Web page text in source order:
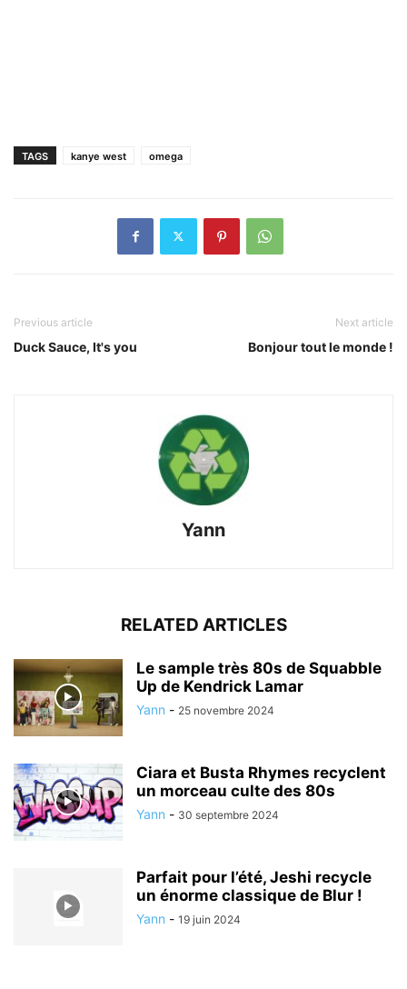
TAGS kanye west omega
Previous article
Duck Sauce, It's you
Next article
Bonjour tout le monde !
Yann
RELATED ARTICLES
Le sample très 80s de Squabble
Up de Kendrick Lamar
Yann - 25 novembre 2024
Ciara et Busta Rhymes recyclent
un morceau culte des 80s
Yann - 30 septembre 2024
Parfait pour l’été, Jeshi recycle
un énorme classique de Blur !
Yann - 19 juin 2024